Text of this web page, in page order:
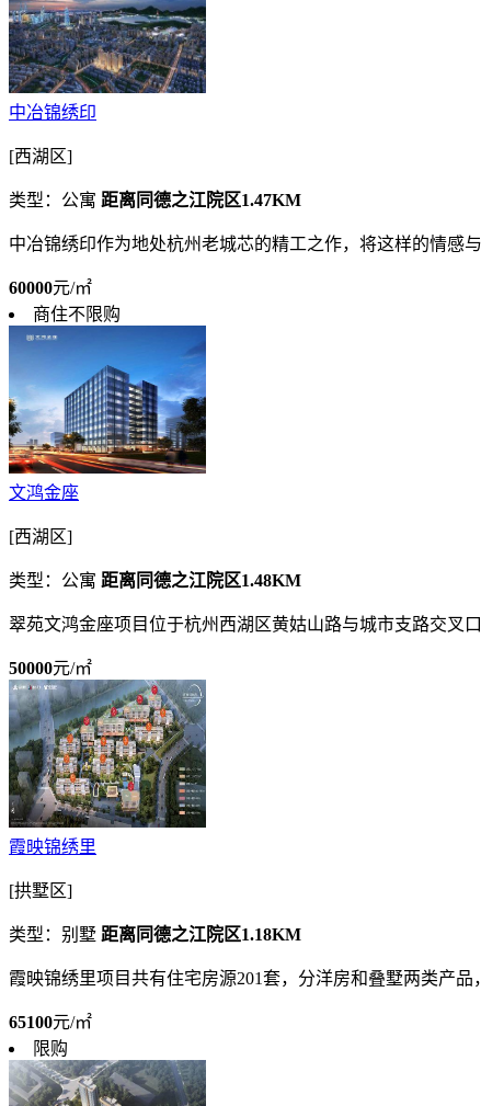
中冶锦绣印
[西湖区]
类型：公寓 距离同德之江院区1.47KM
中冶锦绣印作为地处杭州老城芯的精工之作，将这样的情感
60000元/㎡
商住不限购
文鸿金座
[西湖区]
类型：公寓 距离同德之江院区1.48KM
翠苑文鸿金座项目位于杭州西湖区黄姑山路与城市支路交叉
50000元/㎡
霞映锦绣里
[拱墅区]
类型：别墅 距离同德之江院区1.18KM
霞映锦绣里项目共有住宅房源201套，分洋房和叠墅两类产
65100元/㎡
限购